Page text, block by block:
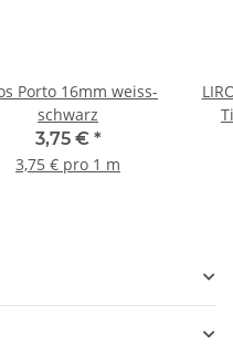
Porto 16mm weiss-
schwarz
3,75 € *
3,75 € pro 1 m